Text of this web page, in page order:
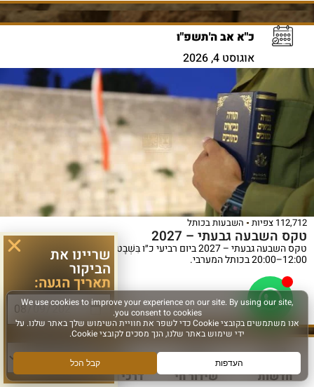
כ"א אב ה'תשפ"ו
אוגוסט 4, 2026
112,712 צפיות השבעות בכותל
טקס השבעה גבעתי – 2027
טקס השבעה גבעתי – 2027 ביום רביעי כ״ו בִּשְׁבָט תשפ״ז (3/2/2027) בשעה
12:00–20:00 בכותל המערבי.
לפרטים נוספים >
כ"א אב ה'תשפ"ו
אוגוסט 4, 2026חדשות שידור חי דרכי הגעה עוד
שריינו את
הביקור
תאריך הגעה:
סוג פעילות: